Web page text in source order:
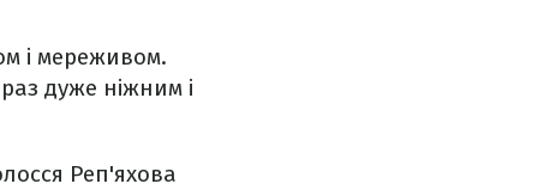
і мереживом.
дуже ніжним і
Реп'яхова